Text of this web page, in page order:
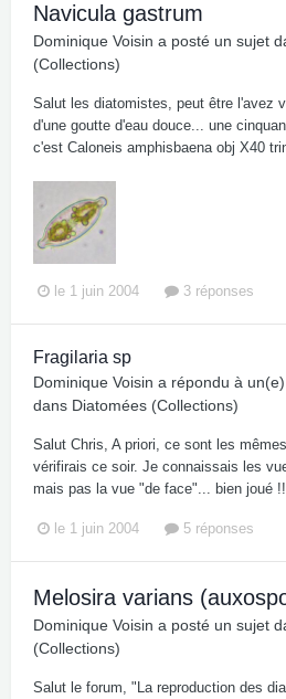
Navicula gastrum
Dominique Voisin a posté un sujet
(Collections)
Salut les diatomistes, peut être l'avez
d'une goutte d'eau douce... une
c'est Caloneis amphisbaena obj X40
le 1 juin 2004 3 réponses
Fragilaria sp
Dominique Voisin a répondu à
dans Diatomées (Collections)
Salut Chris, A priori, ce sont les
vérifirais ce soir. Je connaissais les
mais pas la vue "de face"... bien joué
le 1 juin 2004 5 réponses
Melosira varians
Dominique Voisin a posté un sujet
(Collections)
Salut le forum, "La reproduction des